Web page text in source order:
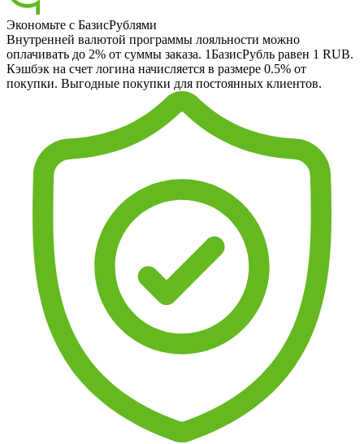
Экономьте с БазисРублями
Внутренней валютой программы лояльности можно
оплачивать до 2% от суммы заказа. 1БазисРубль равен 1 RUB.
Кэшбэк на счет логина начисляется в размере 0.5% от
покупки. Выгодные покупки для постоянных клиентов.